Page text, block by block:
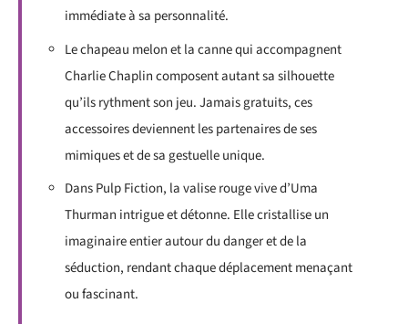
immédiate à sa personnalité.
Le chapeau melon et la canne qui accompagnent
Charlie Chaplin composent autant sa silhouette
qu’ils rythment son jeu. Jamais gratuits, ces
accessoires deviennent les partenaires de ses
mimiques et de sa gestuelle unique.
Dans Pulp Fiction, la valise rouge vive d’Uma
Thurman intrigue et détonne. Elle cristallise un
imaginaire entier autour du danger et de la
séduction, rendant chaque déplacement menaçant
ou fascinant.